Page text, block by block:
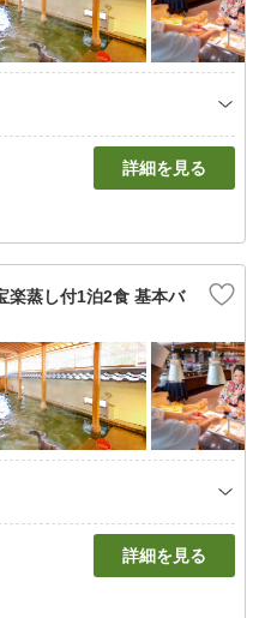
詳細を見る
楽蒸し付1泊2食 基本バ
詳細を見る